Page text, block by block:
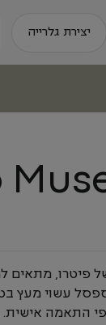
יצירת גלרייה
פיטרו, מתאים
עשוי מעץ
התאמה אישית.